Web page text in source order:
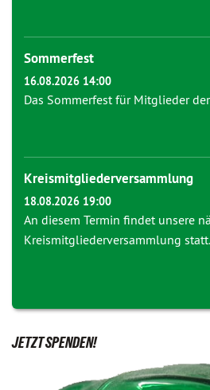
Sommerfest
16.08.2026 14:00
Das Sommerfest für Mitglieder der
Kreismitgliederversammlung
18.08.2026 19:00
An diesem Termin findet unsere
Kreismitgliederversammlung statt.
JETZT SPENDEN!